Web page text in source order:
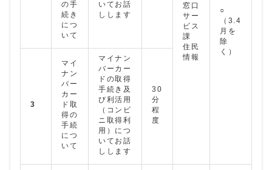
の手
続き
につ
いて
いてお話
しします
窓口
サー
ビス
課
住民
情報
○
（3.4
月を
除
く）
3
マイ
ナン
バー
カー
ド取
得の
手続
につ
いて
マイナン
バーカー
ドの取得
手続き及
び利活用
（コンビ
ニ取得利
用）につ
いてお話
しします
30
分
程
度